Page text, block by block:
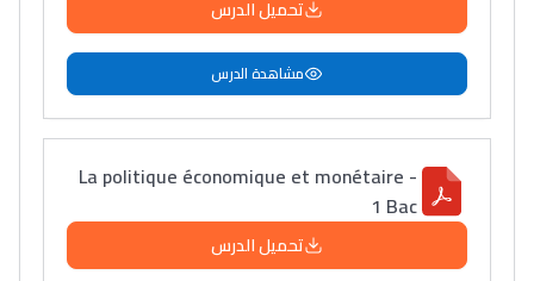
تحميل الدرس
مشاهدة الدرس
La politique économique et monétaire -
1 Bac
تحميل الدرس